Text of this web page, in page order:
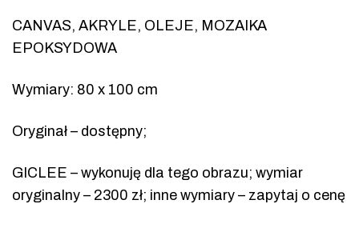
CANVAS, AKRYLE, OLEJE, MOZAIKA
EPOKSYDOWA
Wymiary: 80 x 100 cm
Oryginał – dostępny;
GICLEE – wykonuję dla tego obrazu; wymiar
oryginalny – 2300 zł; inne wymiary – zapytaj o cenę